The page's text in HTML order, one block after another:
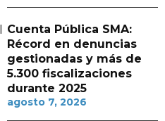
Cuenta Pública SMA:
Récord en denuncias
gestionadas y más de
5.300 fiscalizaciones
durante 2025
agosto 7, 2026